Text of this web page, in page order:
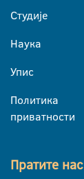
Студије
Наука
Упис
Политика
приватности
Пратите нас